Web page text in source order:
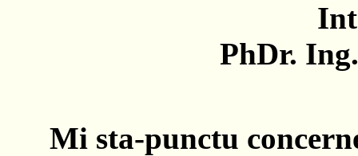
PhDr.
Mi sta-punctu